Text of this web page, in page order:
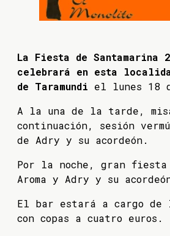
La Fiesta de Santamarina
celebrará en esta
de Taramundi el lunes 18
A la una de la tarde,
continuación, sesión
de Adry y su acordeón.
Por la noche, gran fiesta
Aroma y Adry y su
El bar estará a cargo de
con copas a cuatro euros.